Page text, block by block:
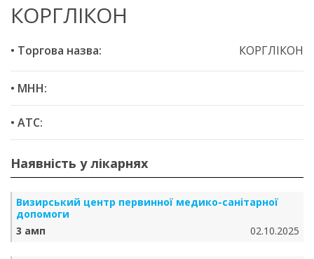
КОРГЛІКОН
• Торгова назва: КОРГЛІКОН
• МНН:
• ATC:
Наявність у лікарнях
Визирський центр первинної медико-санітарної
допомоги
3 амп
02.10.2025